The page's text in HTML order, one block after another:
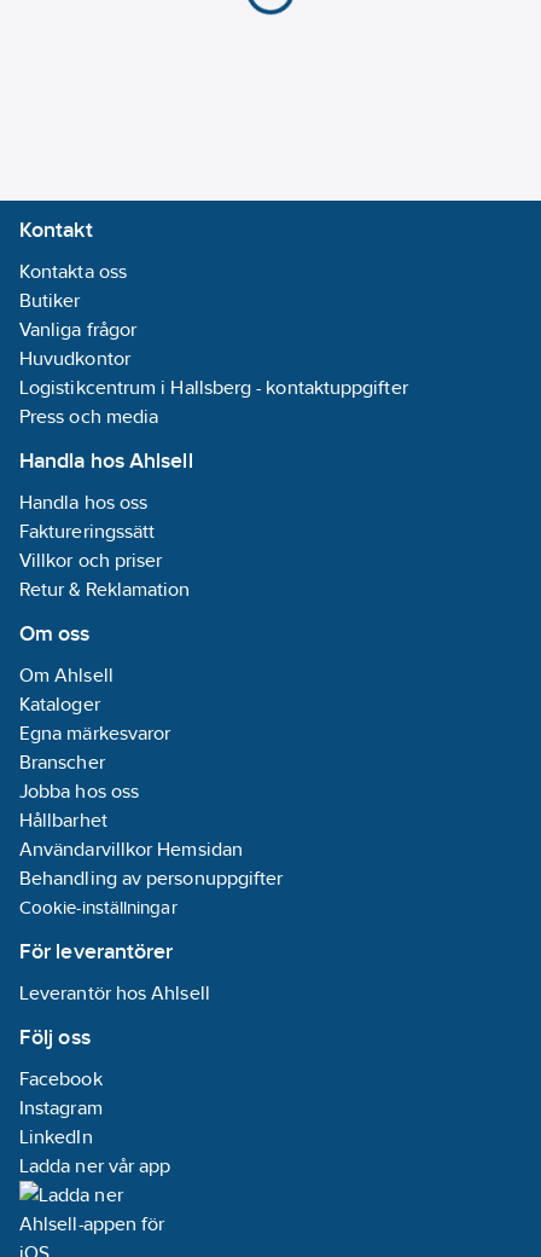
Kontakt
Kontakta oss
Butiker
Vanliga frågor
Huvudkontor
Logistikcentrum i Hallsberg - kontaktuppgifter
Press och media
Handla hos Ahlsell
Handla hos oss
Faktureringssätt
Villkor och priser
Retur & Reklamation
Om oss
Om Ahlsell
Kataloger
Egna märkesvaror
Branscher
Jobba hos oss
Hållbarhet
Användarvillkor Hemsidan
Behandling av personuppgifter
Cookie-inställningar
För leverantörer
Leverantör hos Ahlsell
Följ oss
Facebook
Instagram
LinkedIn
Ladda ner vår app